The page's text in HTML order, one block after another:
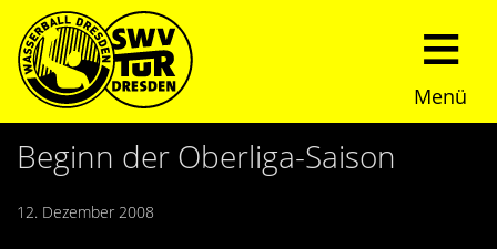
Menü
Start
Beginn der Oberliga-Saison
12. Dezember 2008